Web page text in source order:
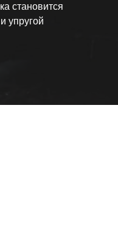
становится
упругой